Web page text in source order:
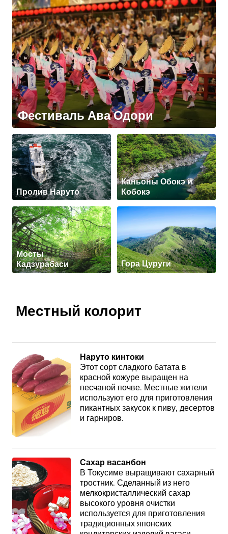
Фестиваль Ава Одори
Пролив Наруто
Каньоны Обокэ и
Кобокэ
Мосты
Кадзурабаси
Гора Цуруги
Местный колорит
Наруто кинтоки
Этот сорт сладкого батата в
красной кожуре выращен на
песчаной почве. Местные жители
используют его для приготовления
пикантных закусок к пиву, десертов
и гарниров.
Сахар васанбон
В Токусиме выращивают сахарный
тростник. Сделанный из него
мелкокристаллический сахар
высокого уровня очистки
используется для приготовления
традиционных японских